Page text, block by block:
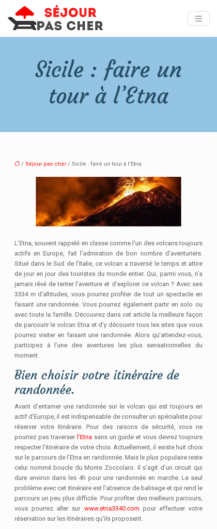
Sicile : faire un
tour à l’Etna
/ Séjour pas cher / Sicile : faire un tour à l’Etna
L’Etna, souvent rappelé en classe comme l’un des volcans toujours
actifs en Europe, fait l’admiration de bon nombre d’aventuriers.
Situé dans le Sud de l’Italie, ce volcan a traversé le temps et attire
de jour en jour des touristes du monde entier. Qui, parmi vous, n’a
jamais rêvé de tenter l’aventure et d’explorer ce volcan ? Avec ses
3334 m d’altitudes, vous pourrez profiter de tout un spectacle en
faisant une randonnée. Vous pourrez également partir en solo ou
avec toute la famille. Découvrez dans cet article la meilleure façon
de parcourir le volcan Etna et d’y découvrir tous les sites que vous
pourrez visiter en faisant une randonnée. Alors qu’attendez-vous,
participez à l’une des aventures les plus sensationnelles du
moment.
Bien choisir votre itinéraire de
randonnée.
Avant d’entamer une randonnée sur le volcan qui est toujours en
actif d’Europe, il est indispensable de consulter un spécialiste pour
réserver votre itinéraire. Pour des raisons de sécurité, vous ne
pourrez pas traverser l’Etna sans un guide et vous devrez toujours
respecter l’itinéraire de votre choix. Actuellement, il existe huit choix
sur le parcours de l’Etna en randonnée. Mais le plus populaire reste
celui nommé boucle du Monte Zoccolaro. Il s’agit d’un circuit qui
dure environ dans les 4h pour une randonnée en marche. Le seul
problème avec cet itinéraire est l’absence de balisage et qui rend le
parcours un peu plus difficile. Pour profiter des meilleurs parcours,
vous pourrez aller sur www.etna3340.com pour effectuer votre
réservation sur les itinéraires qu’ils proposent.